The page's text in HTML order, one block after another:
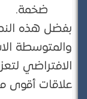
ضخمة.
بفضل هذه
والمتوسطة
الافتراضي
علاقات أقوى مع